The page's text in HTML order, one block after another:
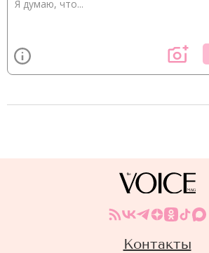
Контакты